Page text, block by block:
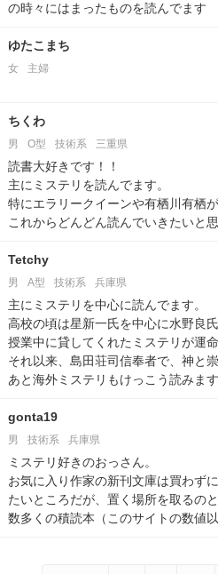
の時々にはまったものを読んでます
ゆたこまち
女 主婦
ちくわ
男 O型 技術系 三重県
読書大好きです！！
主にミステリを読んでます。
特にエラリークイーンや有栖川有栖が
これからどんどん読んでいきたいと
Tetchy
男 A型 技術系 兵庫県
主にミステリを中心に読んでます。
高校の頃は星新一氏を中心に水野良
授業中に貸してくれたミステリが運命
それ以来、島田荘司信奉者で、神と
あと海外ミステリもけっこう読みます
gonta19
男 技術系 兵庫県
ミステリ好きのおっさん。
お気に入り作家の新刊文庫は買わず
たいところだが、置く場所を取るの
数多くの積読本（このサイトの数値